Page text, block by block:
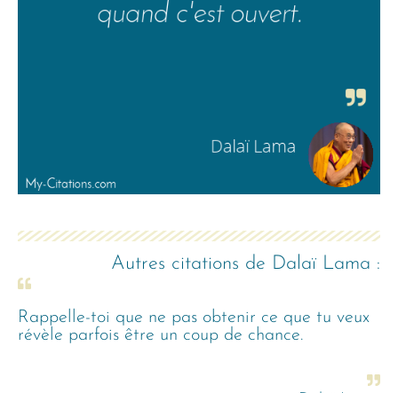
Autres citations de Dalaï Lama :
Rappelle-toi que ne pas obtenir ce que tu veux
révèle parfois être un coup de chance.